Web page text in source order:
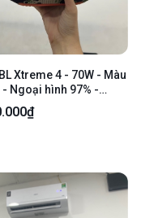
Xtreme 4 - 70W - Màu
Ngoại hình 97% -